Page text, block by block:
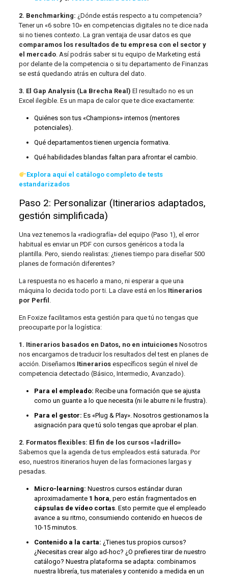
2. Benchmarking: ¿Dónde estás respecto a tu competencia?
Tener un «6 sobre 10» en competencias digitales no te dice nada
si no tienes contexto. La gran ventaja de usar datos es que
comparamos los resultados de tu empresa con el sector y
el mercado. Así podrás saber si tu equipo de Marketing está
por delante de la competencia o si tu departamento de Finanzas
se está quedando atrás en cultura del dato.
3. El Gap Analysis (La Brecha Real) El resultado no es un
Excel ilegible. Es un mapa de calor que te dice exactamente:
Quiénes son tus «Champions» internos (mentores
potenciales).
Qué departamentos tienen urgencia formativa.
Qué habilidades blandas faltan para afrontar el cambio.
Explora aquí el catálogo completo de tests
estandarizados
Paso 2: Personalizar (Itinerarios adaptados,
gestión simplificada)
Una vez tenemos la «radiografía» del equipo (Paso 1), el error
habitual es enviar un PDF con cursos genéricos a toda la
plantilla. Pero, siendo realistas: ¿tienes tiempo para diseñar 500
planes de formación diferentes?
La respuesta no es hacerlo a mano, ni esperar a que una
máquina lo decida todo por ti. La clave está en los Itinerarios
por Perfil .
En Foxize facilitamos esta gestión para que tú no tengas que
preocuparte por la logística:
1. Itinerarios basados en Datos, no en intuicionesNosotros
nos encargamos de traducir los resultados del test en planes de
acción. Diseñamos Itinerariosespecíficos según el nivel de
competencia detectado (Básico, Intermedio, Avanzado).
Para el empleado: Recibe una formación que se ajusta
como un guante a lo que necesita (ni le aburre ni le frustra).
Para el gestor: Es «Plug & Play». Nosotros gestionamos la
asignación para que tú solo tengas que aprobar el plan.
2. Formatos flexibles: El fin de los cursos «ladrillo»
Sabemos que la agenda de tus empleados está saturada. Por
eso, nuestros itinerarios huyen de las formaciones largas y
pesadas.
Micro-learning: Nuestros cursos estándar duran
aproximadamente 1 hora, pero están fragmentados en
cápsulas de vídeo cortas. Esto permite que el empleado
avance a su ritmo, consumiendo contenido en huecos de
10-15 minutos.
Contenido a la carta: ¿Tienes tus propios cursos?
¿Necesitas crear algo ad-hoc? ¿O prefieres tirar de nuestro
catálogo? Nuestra plataforma se adapta: combinamos
nuestra librería, tus materiales y contenido a medida en un